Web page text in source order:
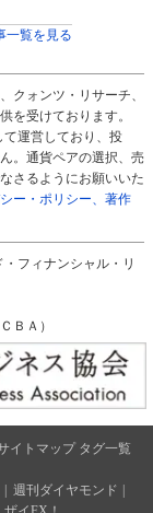
一覧を見る
クォンツ・リサーチ、
を受けております。
運営しており、投
。通貨ペアの選択、売
さるようにお願いいた
シー・ポリシー、著作
フィナンシャル・リ
ＢＡ）
イトマップ タグ一覧
週刊ダイヤモンド